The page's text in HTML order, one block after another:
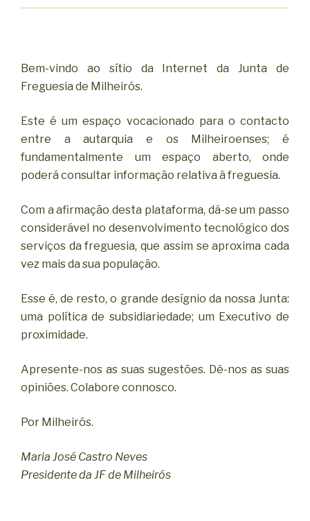
Bem-vindo ao sítio da Internet da Junta de
Freguesia de Milheirós.
Este é um espaço vocacionado para o contacto
entre a autarquia e os Milheiroenses; é
fundamentalmente um espaço aberto, onde
poderá consultar informação relativa à freguesia.
Com a afirmação desta plataforma, dá-se um passo
considerável no desenvolvimento tecnológico dos
serviços da freguesia, que assim se aproxima cada
vez mais da sua população.
Esse é, de resto, o grande desígnio da nossa Junta:
uma política de subsidiariedade; um Executivo de
proximidade.
Apresente-nos as suas sugestões. Dê-nos as suas
opiniões. Colabore connosco.
Por Milheirós.
Maria José Castro Neves
Presidente da JF de Milheirós